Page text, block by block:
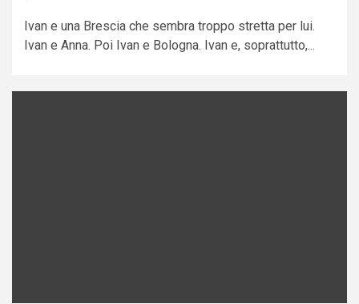
Ivan e una Brescia che sembra troppo stretta per lui.
Ivan e Anna. Poi Ivan e Bologna. Ivan e, soprattutto,...